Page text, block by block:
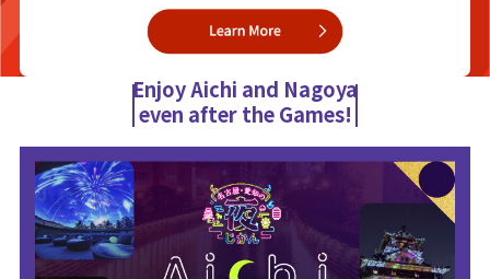
Enjoy Aichi and Nagoya
even after the Games!